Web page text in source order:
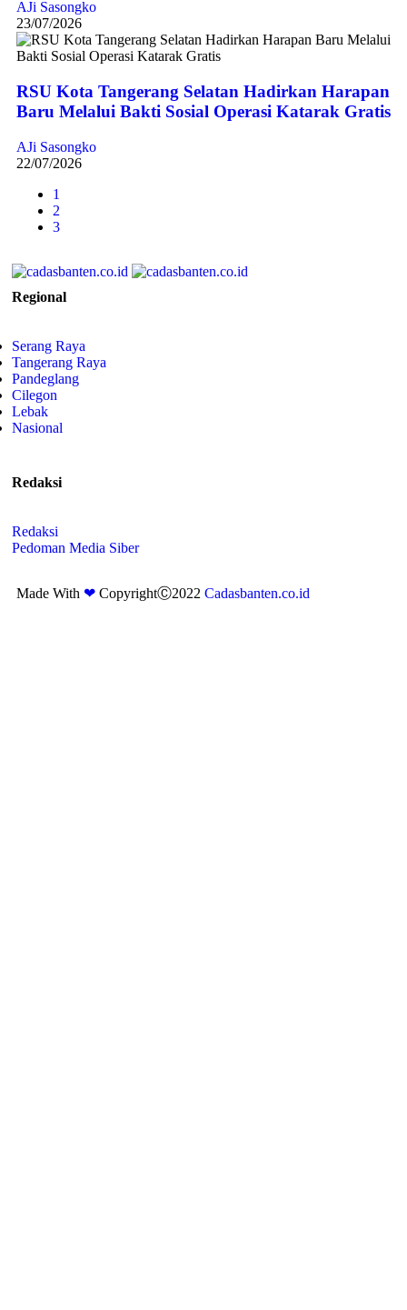
AJi Sasongko
23/07/2026
RSU Kota Tangerang Selatan Hadirkan Harapan
Baru Melalui Bakti Sosial Operasi Katarak Gratis
AJi Sasongko
22/07/2026
1
2
3
Regional
Serang Raya
Tangerang Raya
Pandeglang
Cilegon
Lebak
Nasional
Redaksi
Redaksi
Pedoman Media Siber
Made With ❤ CopyrightⒸ2022 Cadasbanten.co.id